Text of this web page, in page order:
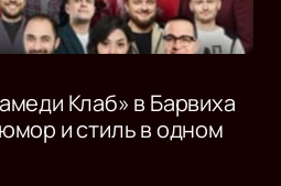
Клаб» в Барвиха
и стиль в одном